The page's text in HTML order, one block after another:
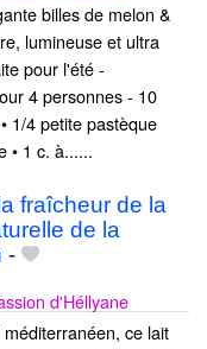
billes de melon &
lumineuse et ultra
pour l'été -
4 personnes - 10
1/4 petite pastèque
• 1 c. à......
fraîcheur de la
de la
-
d'Héllyane
ce lait